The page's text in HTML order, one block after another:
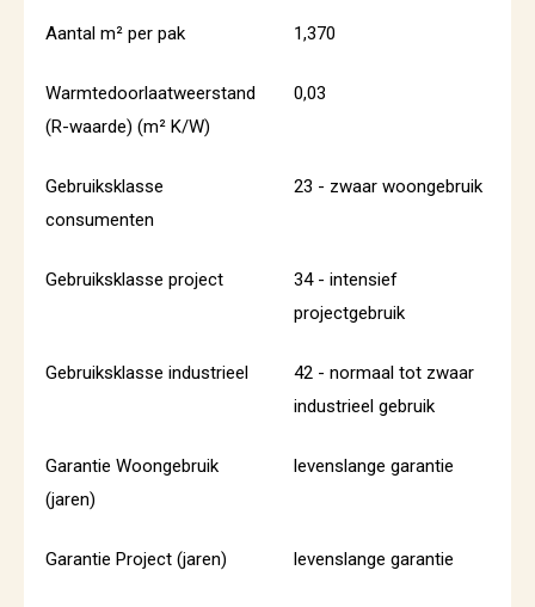
Aantal m² per pak 1,370
Warmtedoorlaatweerstand
(R-waarde) (m² K/W)
0,03
Gebruiksklasse
consumenten
23 - zwaar woongebruik
Gebruiksklasse project
34 - intensief
projectgebruik
Gebruiksklasse industrieel
42 - normaal tot zwaar
industrieel gebruik
Garantie Woongebruik
(jaren)
levenslange garantie
Garantie Project (jaren) levenslange garantie